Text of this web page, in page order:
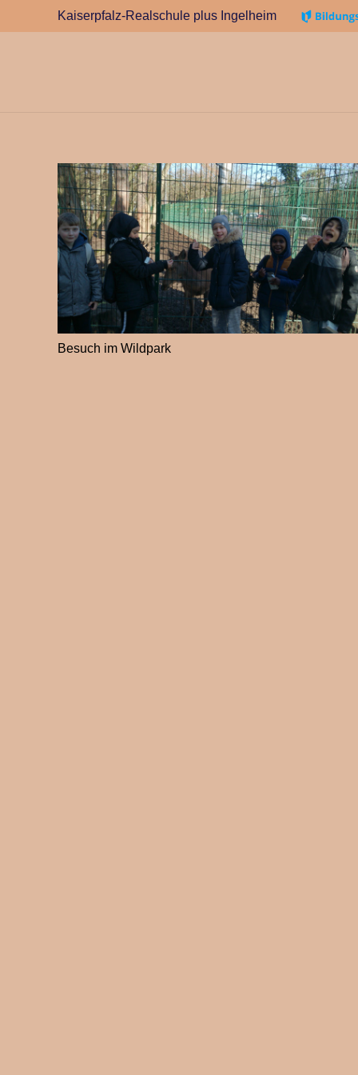
Kaiserpfalz-Realschule plus Ingelheim
Besuch im Wildpark